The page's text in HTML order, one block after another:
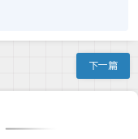
下一篇